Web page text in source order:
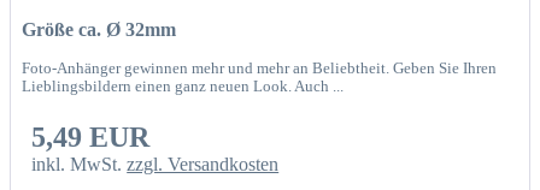
Größe ca. Ø 32mm
Foto-Anhänger gewinnen mehr und mehr an Beliebtheit. Geben Sie Ihren
Lieblingsbildern einen ganz neuen Look. Auch ...
5,49 EUR
inkl. MwSt.zzgl. Versandkosten